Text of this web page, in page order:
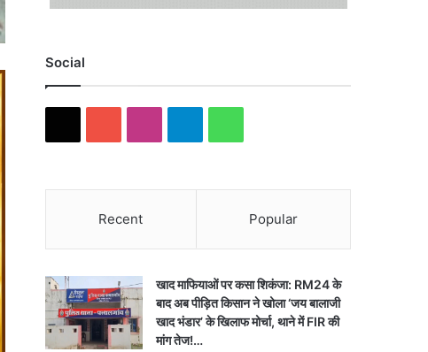
Social
Recent Popular
खाद माफियाओं पर कसा शिकंजा: RM24 के
बाद अब पीड़ित किसान ने खोला ‘जय बालाजी
खाद भंडार’ के खिलाफ मोर्चा, थाने में FIR की
मांग तेज!…